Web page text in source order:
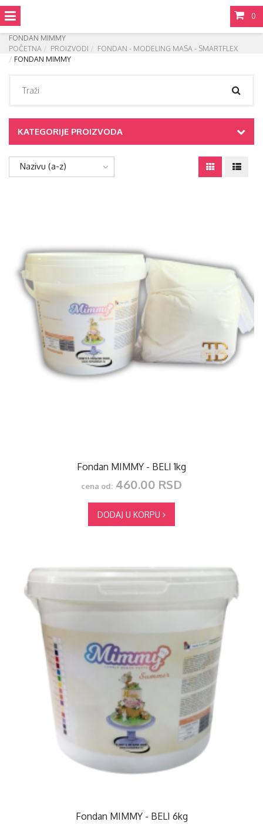
0
FONDAN MIMMY
POČETNA
PROIZVODI
FONDAN - MODELING MASA - SMARTFLEX
FONDAN MIMMY
KATEGORIJE PROIZVODA
Nazivu (a-z)
Fondan MIMMY - BELI 1kg
cena od: 460.00 RSD
DODAJ U KORPU
Fondan MIMMY - BELI 6kg